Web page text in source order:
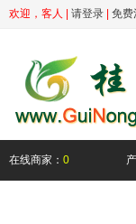
欢迎， 客人 请登录 免费
在线商家： 0